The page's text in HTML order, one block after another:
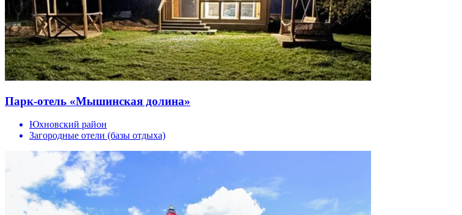
Парк-отель «Мышинская долина»
Юхновский район
Загородные отели (базы отдыха)